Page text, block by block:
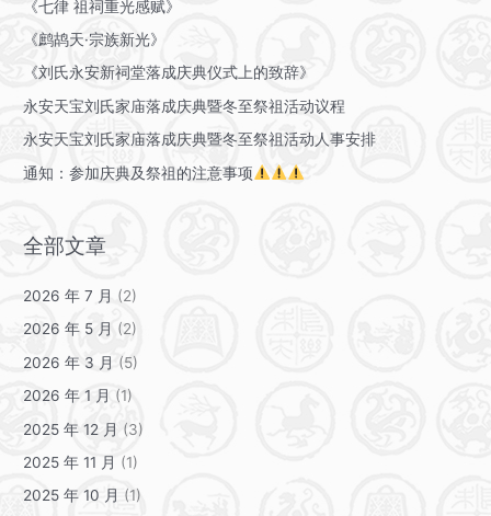
《七律 祖祠重光感赋》
《鹧鸪天·宗族新光》
《刘氏永安新祠堂落成庆典仪式上的致辞》
永安天宝刘氏家庙落成庆典暨冬至祭祖活动议程
永安天宝刘氏家庙落成庆典暨冬至祭祖活动人事安排
通知：参加庆典及祭祖的注意事项
全部文章
2026 年 7 月 (2)
2026 年 5 月 (2)
2026 年 3 月 (5)
2026 年 1 月 (1)
2025 年 12 月 (3)
2025 年 11 月 (1)
2025 年 10 月 (1)